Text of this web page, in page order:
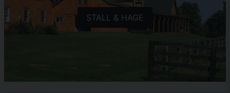
STALL & HAGE